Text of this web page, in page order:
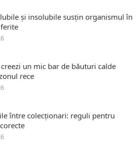
și insolubile susțin organismul în
un mic bar de băuturi calde
rece
între colecționari: reguli pentru